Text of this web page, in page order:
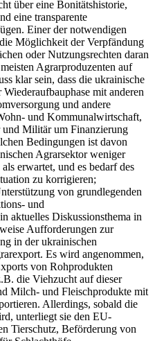
über eine Bonitätshistorie,
eine transparente
Einer der notwendigen
Möglichkeit der Verpfändung
oder Nutzungsrechten daran
Agrarproduzenten auf
klar sein, dass die ukrainische
mit anderen
und andere
und Kommunalwirtschaft,
und Militär um Finanzierung
Bedingungen ist davon
Agrarsektor weniger
erwartet, und es bedarf des
zu korrigieren;
von grundlegenden
und
aktuelles Diskussionsthema in
Aufforderungen zur
in der ukrainischen
Es wird angenommen,
von Rohprodukten
die Viehzucht auf dieser
Milch- und Fleischprodukte mit
Allerdings, sobald die
unterliegt sie den EU-
Tierschutz, Beförderung von